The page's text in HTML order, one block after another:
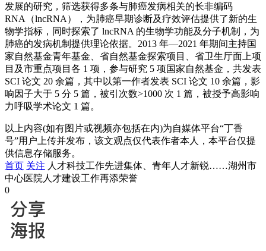
发展的研究，筛选获得多条与肺癌发病相关的长非编码
RNA（lncRNA），为肺癌早期诊断及疗效评估提供了新的生
物学指标，同时探索了 lncRNA 的生物学功能及分子机制，为
肺癌的发病机制提供理论依据。2013 年—2021 年期间主持国
家自然基金青年基金、省自然基金探索项目、省卫生厅面上项
目及市重点项目各 1 项，参与研究 5 项国家自然基金，共发表
SCI 论文 20 余篇，其中以第一作者发表 SCI 论文 10 余篇，影
响因子大于 5 分 5 篇，被引次数>1000 次 1 篇，被授予高影响
力呼吸学术论文 1 篇。
以上内容(如有图片或视频亦包括在内)为自媒体平台“丁香
号”用户上传并发布，该文观点仅代表作者本人，本平台仅提
供信息存储服务。
首页 关注 人才科技工作先进集体、青年人才新锐……湖州市
中心医院人才建设工作再添荣誉
0